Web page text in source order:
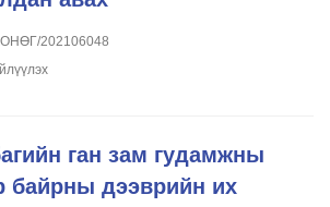
202106048
ган зам гудамжны
байрны дээврийн их